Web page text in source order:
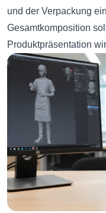
und der Verpackung
Gesamtkomposition
Produktpräsentation